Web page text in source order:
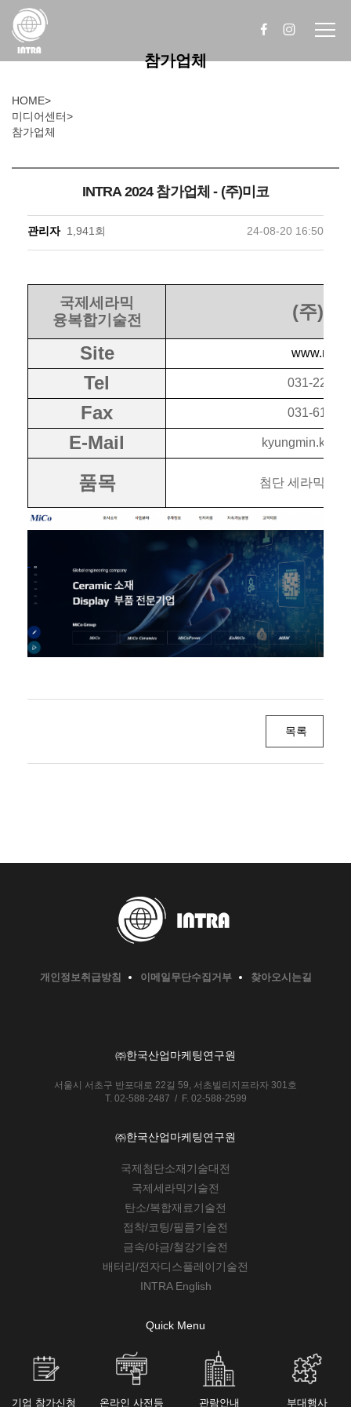
참가업체
HOME>
미디어센터>
참가업체
INTRA 2024 참가업체 - (주)미코
관리자 1,941회 24-08-20 16:50
국제세라믹
융복합기술전
(주)미
Site
Tel 031-220-
Fax 031-612-
E-Mail
품목 첨단 세라믹
목록
개인정보취급방침 이메일무단수집거부 찾아오시는길
㈜한국산업마케팅연구원
서울시 서초구 반포대로 22길 59, 서초빌리지프라자 301호
T. 02-588-2487 / F. 02-588-2599
㈜한국산업마케팅연구원
국제첨단소재기술대전
국제세라믹기술전
탄소/복합재료기술전
접착/코팅/필름기술전
금속/야금/철강기술전
배터리/전자디스플레이기술전
INTRA English
Quick Menu
기업 참가신청 온라인 사전등 관람안내 부대행사